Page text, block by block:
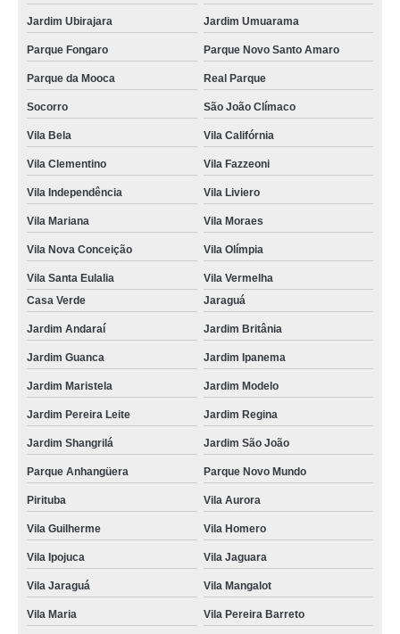
Jardim Ubirajara Jardim Umuarama
Parque Fongaro Parque Novo Santo Amaro
Parque da Mooca Real Parque
Socorro São João Clímaco
Vila Bela Vila Califórnia
Vila Clementino Vila Fazzeoni
Vila Independência Vila Liviero
Vila Mariana Vila Moraes
Vila Nova Conceição Vila Olímpia
Vila Santa Eulalia
Vila Vermelha
Casa Verde
Jaraguá
Jardim Andaraí Jardim Britânia
Jardim Guanca Jardim Ipanema
Jardim Maristela Jardim Modelo
Jardim Pereira Leite Jardim Regina
Jardim Shangrilá Jardim São João
Parque Anhangüera Parque Novo Mundo
Pirituba Vila Aurora
Vila Guilherme Vila Homero
Vila Ipojuca Vila Jaguara
Vila Jaraguá Vila Mangalot
Vila Maria Vila Pereira Barreto